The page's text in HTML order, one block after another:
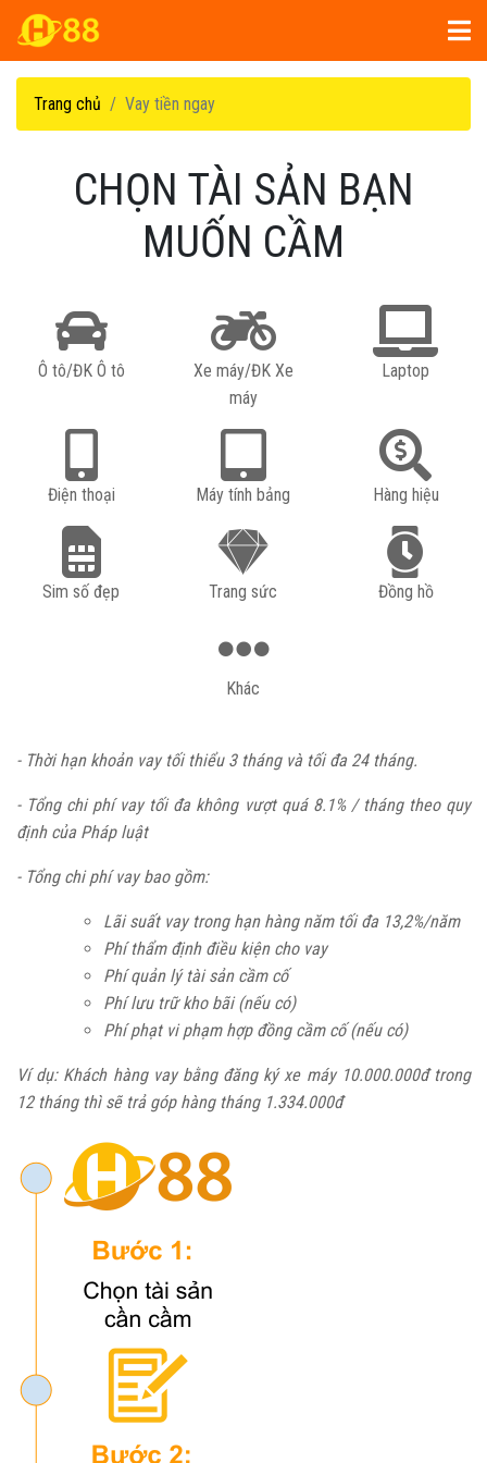
Trang chủ Vay tiền ngay
CHỌN TÀI SẢN BẠN
MUỐN CẦM
Ô tô/ĐK Ô tô
Xe máy/ĐK Xe
máy
Laptop
Điện thoại Máy tính bảng Hàng hiệu
Sim số đẹp Trang sức Đồng hồ
Khác
- Thời hạn khoản vay tối thiểu 3 tháng và tối đa 24 tháng.
- Tổng chi phí vay tối đa không vượt quá 8.1% / tháng theo quy
định của Pháp luật
- Tổng chi phí vay bao gồm:
Lãi suất vay trong hạn hàng năm tối đa 13,2%/năm
Phí thẩm định điều kiện cho vay
Phí quản lý tài sản cầm cố
Phí lưu trữ kho bãi (nếu có)
Phí phạt vi phạm hợp đồng cầm cố (nếu có)
Ví dụ: Khách hàng vay bằng đăng ký xe máy 10.000.000đ trong
12 tháng thì sẽ trả góp hàng tháng 1.334.000đ